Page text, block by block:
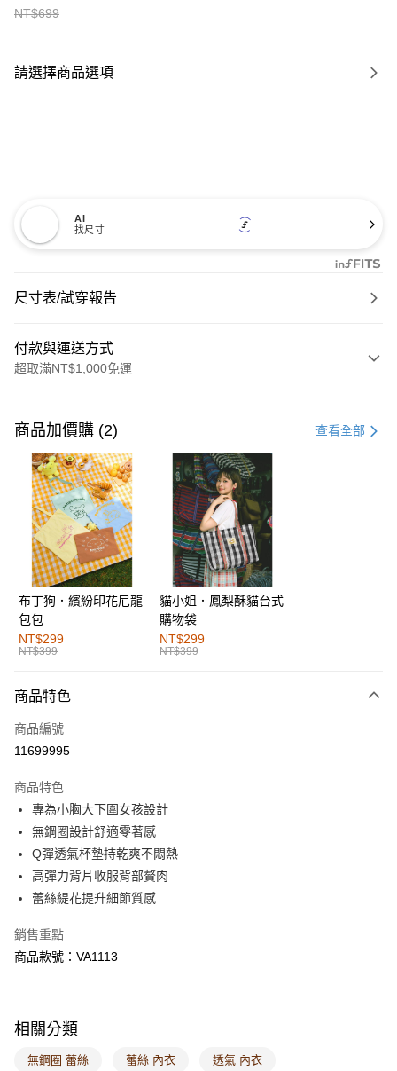
NT$699
請選擇商品選項
AI
找尺寸
尺寸表/試穿報告
付款與運送方式
超取滿NT$1,000免運
信用卡一次付款
購物金
超商取貨付款
LINE Pay
街口支付
運送方式
全家取貨付款
每筆NT$60，滿NT$1,000(含以上)免運費
付款後全家取貨
萊爾富取貨付款
付款後萊爾富取貨
每筆NT$60，滿NT$1,000(含以上)免運費
7-11取貨付款
每筆NT$60，滿NT$1,000(含以上)免運費
每筆NT$60，滿NT$1,000(含以上)免運費
付款後門市自取
每筆NT$60，滿NT$1,000(含以上)免運費
商品加價購 (2) 查看全部
布丁狗．繽紛印花尼龍
包包
NT$299
NT$399
貓小姐．鳳梨酥貓台式
購物袋
NT$299
NT$399
商品特色
商品編號
11699995
商品特色
專為小胸大下圍女孩設計
無鋼圈設計舒適零著感
Q彈透氣杯墊持乾爽不悶熱
高彈力背片收服背部贅肉
蕾絲緹花提升細節質感
銷售重點
商品款號：VA1113
相關分類
無鋼圈 蕾絲 蕾絲 內衣 透氣 內衣